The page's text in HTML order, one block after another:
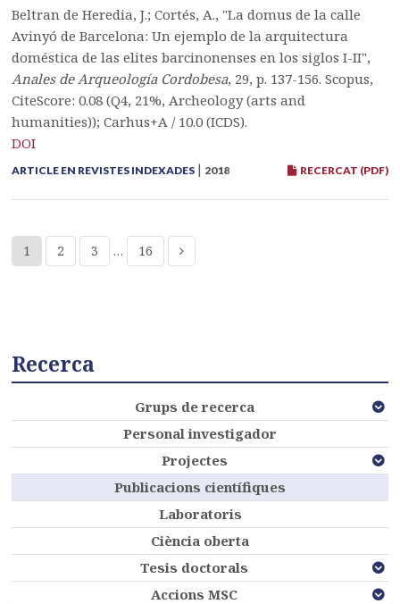
Beltran de Heredia, J.; Cortés, A., "La domus de la calle
Avinyó de Barcelona: Un ejemplo de la arquitectura
doméstica de las elites barcinonenses en los siglos I-II",
Anales de Arqueología Cordobesa, 29, p. 137-156. Scopus,
CiteScore: 0.08 (Q4, 21%, Archeology (arts and
humanities)); Carhus+A / 10.0 (ICDS).
DOI
RECERCAT (PDF)
ARTICLE EN REVISTES INDEXADES | 2018
1 2 3 … 16
Recerca
Grups de recerca
Personal investigador
Projectes
Publicacions científiques
Laboratoris
Ciència oberta
Tesis doctorals
Accions MSC